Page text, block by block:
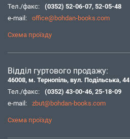
Тел./факс:
(0352) 52-06-07, 52-05-48
e-mail:
office@bohdan-books.com
Схема проїзду
Відділ гуртового продажу:
46008, м. Тернопіль, вул. Подільська, 44
Тел./факс:
(0352) 43-00-46, 25-18-09
e-mail:
zbut@bohdan-books.com
Схема проїзду